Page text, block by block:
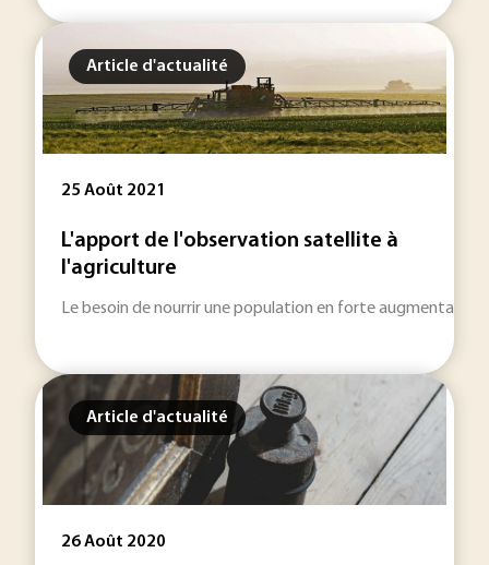
Article d'actualité
25 Août 2021
L'apport de l'observation satellite à
l'agriculture
Le besoin de nourrir une population en forte augmentation
Article d'actualité
26 Août 2020